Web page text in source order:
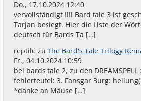
Do., 17.10.2024 12:40
vervollständigt !!!! Bard tale 3 ist
Tarjan besiegt. Hier die Liste der
deutsch für Bards Ta […]
reptile zuThe Bard's Tale Trilogy
Fr., 04.10.2024 10:59
bei bards tale 2, zu den DREAMSPELL :
fehlerteufel: 3. Fansgar Burg:
*danke an Mäuse […]